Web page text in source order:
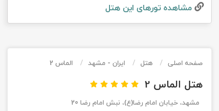
مشاهده تور‌های این هتل
صفحه اصلی هتل ایران - مشهد الماس 2
هتل الماس 2
مشهد، خیابان امام رضا(ع)، نبش امام رضا 20
تور کویر کاراکال
تور کویر مصر
تور کیش از ساری
اقساطی
تور کیش از بندرعباس
اقساطی
تور قزاقستان اقساطی
تور زیارتی اقساطی